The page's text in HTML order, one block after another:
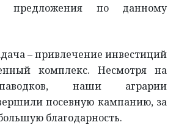
предложения по данному
– привлечение инвестиций
комплекс. Несмотря на
наши аграрии
посевную кампанию, за
благодарность.